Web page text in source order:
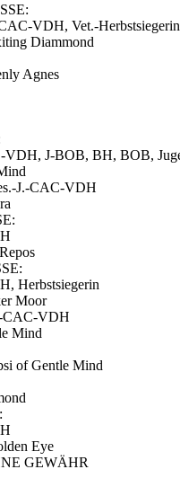
VDH, Vet.-Herbstsiegerin
Diammond
Agnes
J-BOB, BH, BOB,
J.-CAC-VDH
Herbstsiegerin
Moor
CAC-VDH
Mind
of Gentle Mind
Eye
GEWÄHR